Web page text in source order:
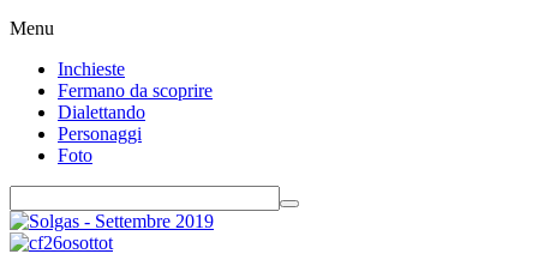
Menu
Inchieste
Fermano da scoprire
Dialettando
Personaggi
Foto